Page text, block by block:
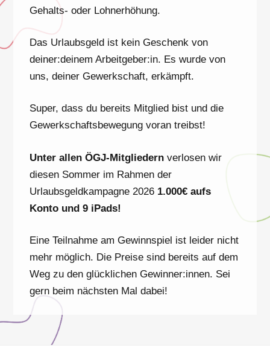
Gehalts- oder Lohnerhöhung.
Das Urlaubsgeld ist kein Geschenk von
deiner:deinem Arbeitgeber:in. Es wurde von
uns, deiner Gewerkschaft, erkämpft.
Super, dass du bereits Mitglied bist und die
Gewerkschaftsbewegung voran treibst!
Unter allen ÖGJ-Mitgliedern verlosen wir
diesen Sommer im Rahmen der
Urlaubsgeldkampagne 2026 1.000€ aufs
Konto und 9 iPads!
Eine Teilnahme am Gewinnspiel ist leider nicht
mehr möglich. Die Preise sind bereits auf dem
Weg zu den glücklichen Gewinner:innen. Sei
gern beim nächsten Mal dabei!